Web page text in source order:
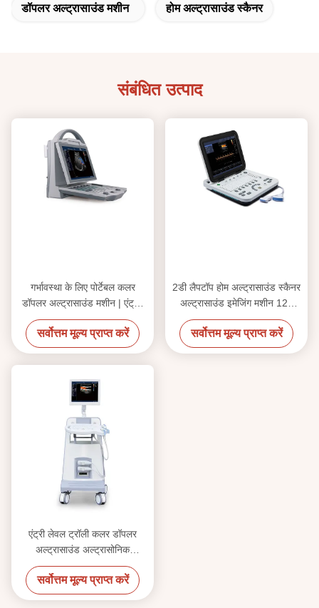
डॉपलर अल्ट्रासाउंड मशीन होम अल्ट्रासाउंड स्कैनर
संबंधित उत्पाद
गर्भावस्था के लिए पोर्टेबल कलर
डॉपलर अल्ट्रासाउंड मशीन | एंट्री-
लेवल लैपटॉप अल्ट्रासाउंड सिस्टम
DCU12
सर्वोत्तम मूल्य प्राप्त करें
2डी लैपटॉप होम अल्ट्रासाउंड स्कैनर
अल्ट्रासाउंड इमेजिंग मशीन 128
जीबी
सर्वोत्तम मूल्य प्राप्त करें
एंट्री लेवल ट्रॉली कलर डॉपलर
अल्ट्रासाउंड अल्ट्रासोनिक
डायग्नोस्टिक इंस्ट्रूमेंट 500GB
सर्वोत्तम मूल्य प्राप्त करें